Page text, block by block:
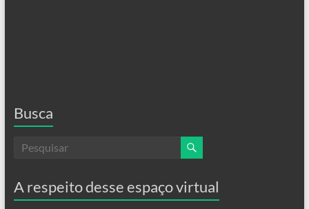
Busca
A respeito desse espaço virtual